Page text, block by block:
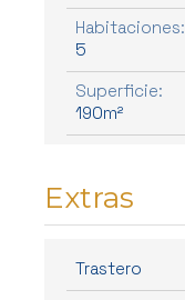
Habitaciones:
5
Superficie:
190m²
Extras
Trastero